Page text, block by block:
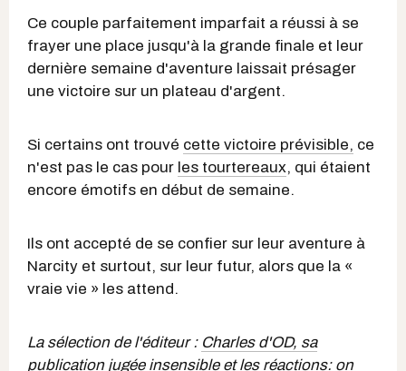
Ce couple parfaitement imparfait a réussi à se
frayer une place jusqu'à la grande finale et leur
dernière semaine d'aventure laissait présager
une victoire sur un plateau d'argent.
Si certains ont trouvé cette victoire prévisible, ce
n'est pas le cas pour les tourtereaux, qui étaient
encore émotifs en début de semaine.
Ils ont accepté de se confier sur leur aventure à
Narcity et surtout, sur leur futur, alors que la «
vraie vie » les attend.
La sélection de l'éditeur : Charles d'OD, sa
publication jugée insensible et les réactions: on